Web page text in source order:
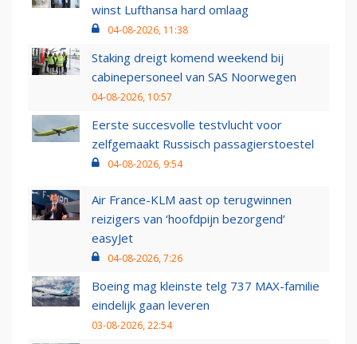
winst Lufthansa hard omlaag
04-08-2026, 11:38
Staking dreigt komend weekend bij
cabinepersoneel van SAS Noorwegen
04-08-2026, 10:57
Eerste succesvolle testvlucht voor
zelfgemaakt Russisch passagierstoestel
04-08-2026, 9:54
Air France-KLM aast op terugwinnen
reizigers van ‘hoofdpijn bezorgend’
easyJet
04-08-2026, 7:26
Boeing mag kleinste telg 737 MAX-familie
eindelijk gaan leveren
03-08-2026, 22:54